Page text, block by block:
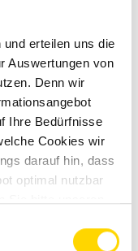
erteilen uns die
Auswertungen von
Denn wir
Ihre Bedürfnisse
Cookies wir
darauf hin, dass
optimal nutzbar
H
113.450 €